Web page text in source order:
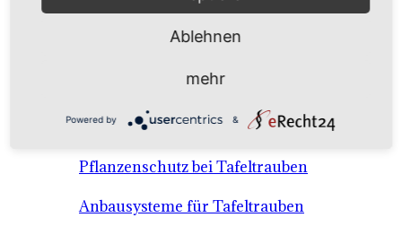
Anbausysteme & Recht
Tafeltrauben A-Z Sortenbeschreibungen
Tafeltraubenanbau - rechtliche
Voraussetzungen
Pflanzenschutz bei Tafeltrauben
Anbausysteme für Tafeltrauben
Ablehnen
mehr
Powered by &